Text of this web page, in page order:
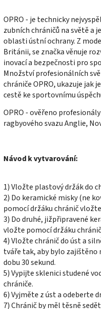
OPRO - je technicky
zubních chráničů na světě a
oblasti ústní ochrany. Z
Británii, se značka věnuje
inovací a bezpečnosti pro
Množství profesionálních
chrániče OPRO, ukazuje jak
cestě ke sportovnímu
OPRO - ověřeno
ragbyového svazu Anglie,
Návod k vytvarování:
1) Vložte plastový držák do
2) Do keramické misky (ne
pomocí držáku chránič
3) Do druhé, jižpřipravené
vložte pomocí držáku
4) Vložte chránič do úst a
tváře tak, aby bylo
dobu 30 sekund.
5) Vypijte sklenici studené
chrániče.
6) Vyjměte z úst a odeberte
7) Chránič by měl těsně